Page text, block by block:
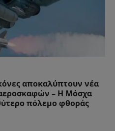
αποκαλύπτουν νέα
– Η Μόσχα
πόλεμο φθοράς